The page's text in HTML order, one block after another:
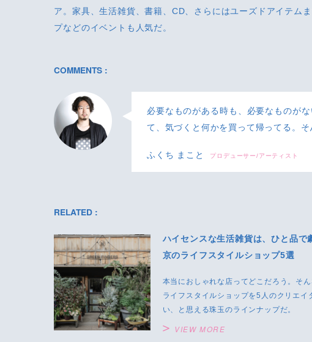
ア。家具、生活雑貨、書籍、CD、さらにはユーズドアイテム
プなどのイベントも人気だ。
COMMENTS :
必要なものがある時も、必要なものが
て、気づくと何かを買って帰ってる。そ
ふくち まこと プロデューサー/アーティスト
RELATED :
ハイセンスな生活雑貨は、ひと品
京のライフスタイルショップ5選
本当におしゃれな店ってどこだろう。そ
ライフスタイルショップを5人のクリエ
い、と思える珠玉のラインナップだ。
VIEW MORE